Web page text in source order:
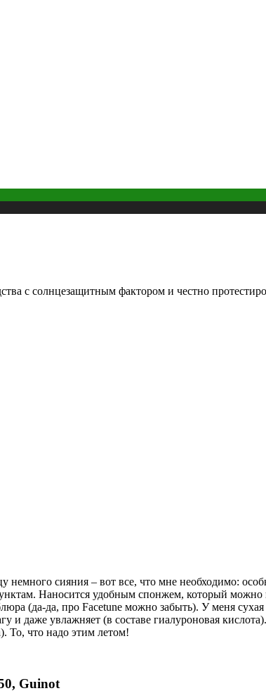
с солнцезащитным фактором и честно
сияния – вот все, что мне необходимо:
Наносится удобным спонжем, который можно
(да-да, про Facetune можно забыть). У меня сухая
и даже увлажняет (в составе гиалуроновая
То, что надо этим летом!
Guinot